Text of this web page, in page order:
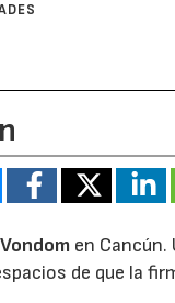
Vondom en Cancún.
de que la